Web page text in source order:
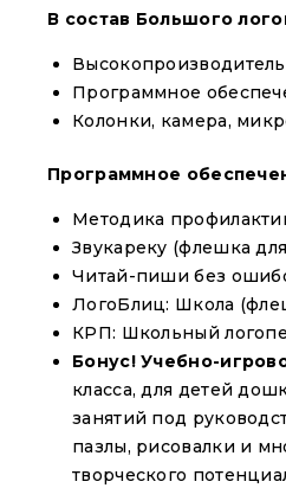
В состав Большого
Программное
Колонки, камера,
Программное
Методика
Звукареку (флешка
Читай-пиши без
ЛогоБлиц: Школа
КРП: Школьный
Бонус! Учебно-
класса, для детей
занятий под
пазлы, рисовалки и
творческого